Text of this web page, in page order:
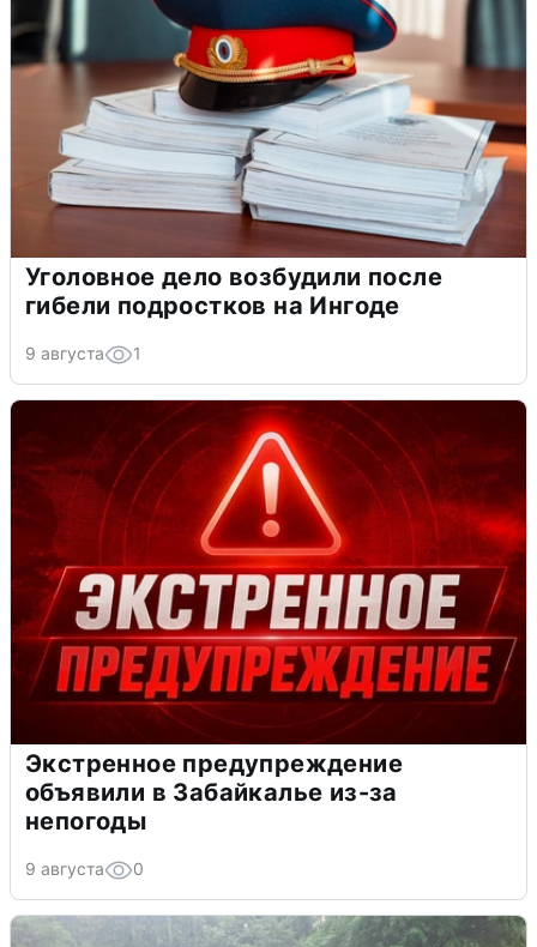
Уголовное дело возбудили после
гибели подростков на Ингоде
9 августа 1
Экстренное предупреждение
объявили в Забайкалье из-за
непогоды
9 августа 0